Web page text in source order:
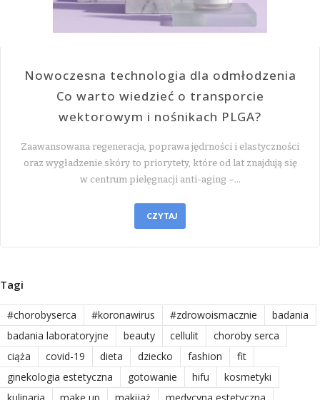
Nowoczesna technologia dla odmłodzenia
Co warto wiedzieć o transporcie
wektorowym i nośnikach PLGA?
Zaawansowana regeneracja, poprawa jędrności i elastyczności
oraz wygładzenie skóry to priorytety, które od lat znajdują się
w centrum pielęgnacji anti-aging –…
CZYTAJ
Tagi
#chorobyserca #koronawirus #zdrowoismacznie
badania
badania laboratoryjne
beauty cellulit
choroby serca
ciąża
covid-19 dieta dziecko fashion
fit
ginekologia estetyczna
gotowanie hifu
kosmetyki